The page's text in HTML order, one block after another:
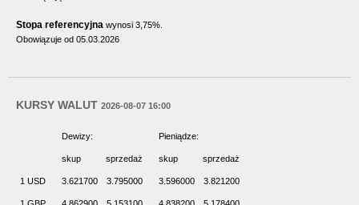
Stopa referencyjna wynosi 3,75%.
Obowiązuje od 05.03.2026
KURSY WALUT 2026-08-07 16:00
Dewizy: Pieniądze:
skup sprzedaż skup sprzedaż
1 USD 3.621700 3.795000 3.596000 3.821200